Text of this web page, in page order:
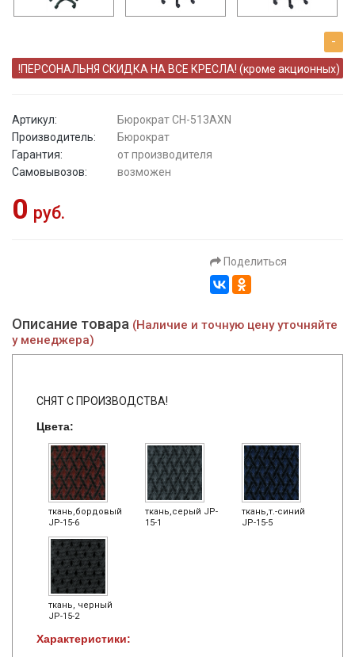
-
!ПЕРСОНАЛЬНЯ СКИДКА НА ВСЕ КРЕСЛА! (кроме акционных)
Артикул:
Бюрократ CH-513AXN
Производитель:
Бюрократ
Гарантия:
от производителя
Самовывозов:
возможен
0 руб.
Поделиться
Описание товара (Наличие и точную цену уточняйте
у менеджера)
СНЯТ С ПРОИЗВОДСТВА!
Цвета:
ткань,бордовый
JP-15-6
ткань,серый JP-
15-1
ткань,т.-синий
JP-15-5
ткань, черный
JP-15-2
Характеристики: